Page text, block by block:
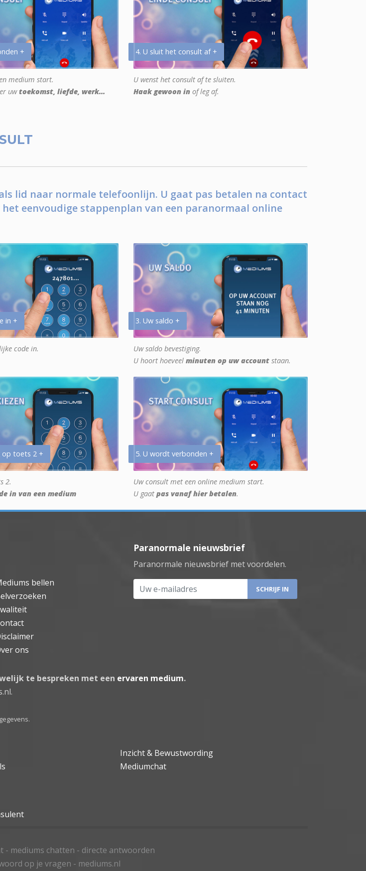
+
medium start.
uwtoekomst, liefde, werk...
4. U sluit het consult af +
U wenst het consult af te sluiten.
Haak gewoon in of leg af.
lid naar normale telefoonlijn. U gaat pas betalen na contact
eenvoudige stappenplan van een paranormaal online
in +
code in.
3. Uw saldo +
Uw saldo bevestiging.
U hoort hoeveel minuten op uw account staan.
op toets 2 +
2.
in van een medium
5. U wordt verbonden +
Uw consult met een online medium start.
U gaat pas vanaf hier betalen.
bellen
ons
Paranormale nieuwsbrief
Paranormale nieuwsbrief met voordelen.
Uw e-mailadres
te bespreken met een ervaren medium.
Inzicht & Bewustwording
Mediumchat
- mediums chatten - directe antwoorden
op je vragen - mediums.nl